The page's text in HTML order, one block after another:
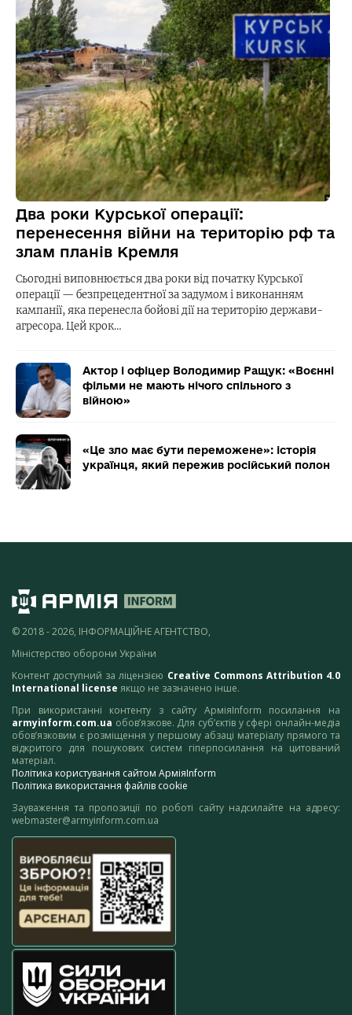
Два роки Курської операції:
перенесення війни на територію рф та
злам планів Кремля
Сьогодні виповнюється два роки від початку Курської
операції — безпрецедентної за задумом і виконанням
кампанії, яка перенесла бойові дії на територію держави-
агресора. Цей крок…
Актор і офіцер Володимир Ращук: «Воєнні
фільми не мають нічого спільного з
війною»
«Це зло має бути переможене»: історія
українця, який пережив російський полон
© 2018 - 2026, ІНФОРМАЦІЙНЕ АГЕНТСТВО,
Міністерство оборони України
Контент доступний за ліцензією Creative Commons Attribution 4.0
International license якщо не зазначено інше.
При використанні контенту з сайту АрміяInform посилання на
armyinform.com.ua обов’язкове. Для суб’єктів у сфері онлайн-медіа
обов’язковим є розміщення у першому абзаці матеріалу прямого та
відкритого для пошукових систем гіперпосилання на цитований
матеріал.
Політика користування сайтом АрміяInform
Політика використання файлів cookie
Зауваження та пропозиції по роботі сайту надсилайте на адресу:
webmaster@armyinform.com.ua